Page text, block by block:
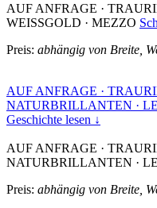
AUF ANFRAGE ·
WEISSGOLD · MEZZO
Preis: abhängig von Breite,
AUF ANFRAGE ·
NATURBRILLANTEN ·
Geschichte lesen ↓
AUF ANFRAGE ·
NATURBRILLANTEN ·
Preis: abhängig von Breite,